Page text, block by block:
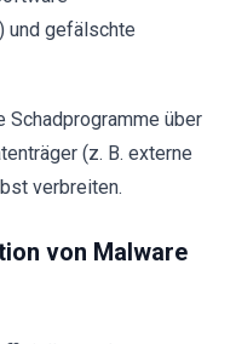
und gefälschte
Schadprogramme über
(z. B. externe
verbreiten.
von Malware